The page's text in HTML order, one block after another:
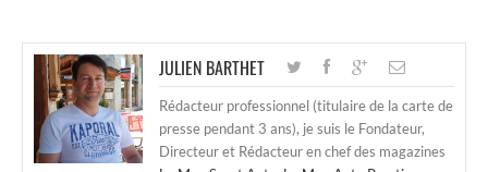
JULIEN BARTHET
Rédacteur professionnel (titulaire de la carte de
presse pendant 3 ans), je suis le Fondateur,
Directeur et Rédacteur en chef des magazines